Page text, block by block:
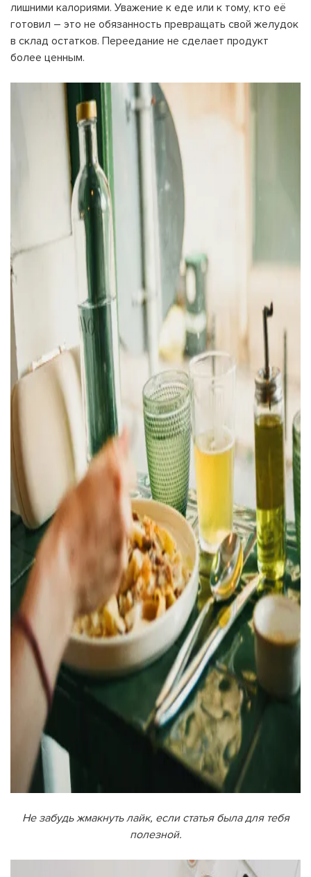
лишними калориями. Уважение к еде или к тому, кто её
готовил – это не обязанность превращать свой желудок
в склад остатков. Переедание не сделает продукт
более ценным.
Не забудь жмакнуть лайк, если статья была для тебя
полезной.